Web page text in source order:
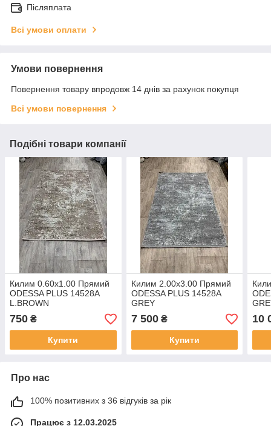
Післяплата
Всі умови оплати
Умови повернення
Повернення товару впродовж 14 днів за рахунок покупця
Всі умови повернення
Подібні товари компанії
Килим 0.60х1.00 Прямий
ODESSA PLUS 14528A
L.BROWN
750 ₴
Купити
Килим 2.00х3.00 Прямий
ODESSA PLUS 14528A
GREY
7 500₴
Купити
10
Про нас
100% позитивних з 36 відгуків за рік
Працює з 12.03.2025